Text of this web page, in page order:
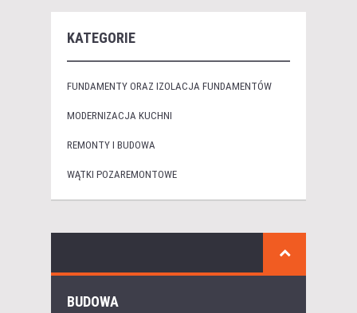
KATEGORIE
FUNDAMENTY ORAZ IZOLACJA FUNDAMENTÓW
MODERNIZACJA KUCHNI
REMONTY I BUDOWA
WĄTKI POZAREMONTOWE
BUDOWA